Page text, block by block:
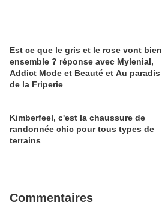
Est ce que le gris et le rose vont bien
ensemble ? réponse avec Mylenial,
Addict Mode et Beauté et Au paradis
de la Friperie
Kimberfeel, c'est la chaussure de
randonnée chic pour tous types de
terrains
Commentaires